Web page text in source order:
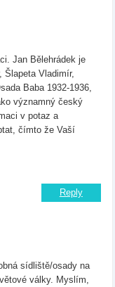
Jan Bělehrádek je
Šlapeta Vladimír,
Baba 1932-1936,
významný český
v potaz a
čímto že Vaší
Reply
sídliště/osady na
války. Myslím,